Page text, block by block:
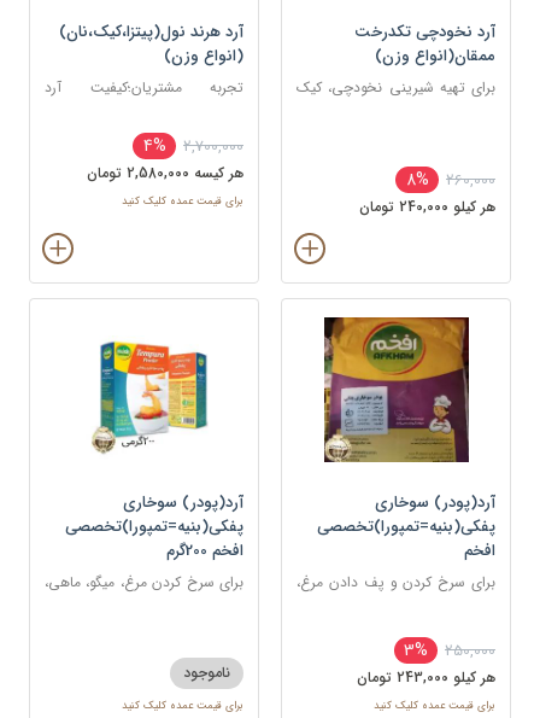
آرد نخودچی تکدرخت
ممقان(انواع وزن)
برای تهیه شیرینی نخودچی، کیک
260,000
8%
هر کيلو 240,000 تومان
آرد هرند نول(پیتزا،کیک،نان)
(انواع وزن)
تجربه مشتریان؛کیفیت آرد
و باهمان قیمت
2,700,000
4%
هر کيسه 2,580,000 تومان
برای قیمت عمده کلیک کنید
آرد(پودر) سوخاری
پفکی(بنیه=تمپورا)تخصصی
افخم
برای سرخ کردن و پف دادن مرغ،
250,000
3%
هر کيلو 243,000 تومان
برای قیمت عمده کلیک کنید
آرد(پودر) سوخاری
پفکی(بنیه=تمپورا)تخصصی
افخم 200گرم
برای سرخ کردن مرغ، میگو، ماهی،
ناموجود
برای قیمت عمده کلیک کنید